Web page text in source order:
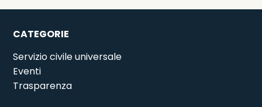
CATEGORIE
Servizio civile universale
Eventi
Trasparenza